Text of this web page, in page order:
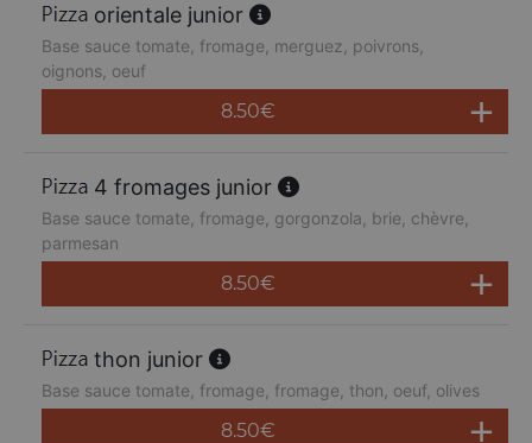
orientale junior
Base sauce tomate, fromage, merguez, poivrons,
oignons, oeuf
8.50€
4 fromages junior
Base sauce tomate, fromage, gorgonzola, brie, chèvre,
parmesan
8.50€
thon junior
Base sauce tomate, fromage, fromage, thon, oeuf, olives
8.50€